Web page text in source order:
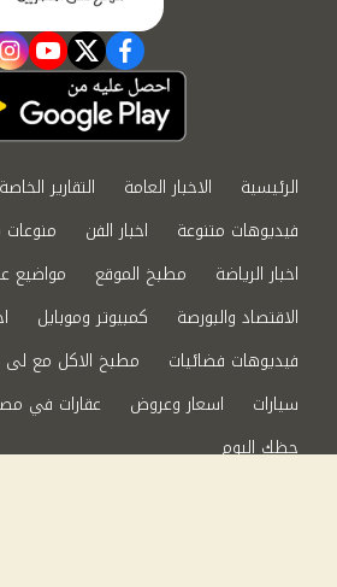
facebook
twitter
الرئيسية الاخبار العامة التقارير الخاصة
فيديوهات متنوعة
اخبار الفن
اخبار الرياضة
مطبخ الموقع
مواضيع
الاقتصاد والبورصة
كمبيوتر وموبايل
فيديوهات فضائيات
مطبخ الاكل مع
سيارات
اسعار وعروض عقارات في
حظك اليوم